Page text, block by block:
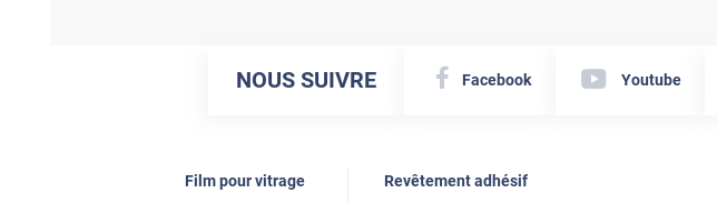
NOUS SUIVRE Facebook Youtube
Film pour vitrage Revêtement adhésif